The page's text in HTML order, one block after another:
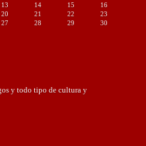
13 14 15
16
20 21 22
23
27 28 29
30
y todo tipo de cultura y